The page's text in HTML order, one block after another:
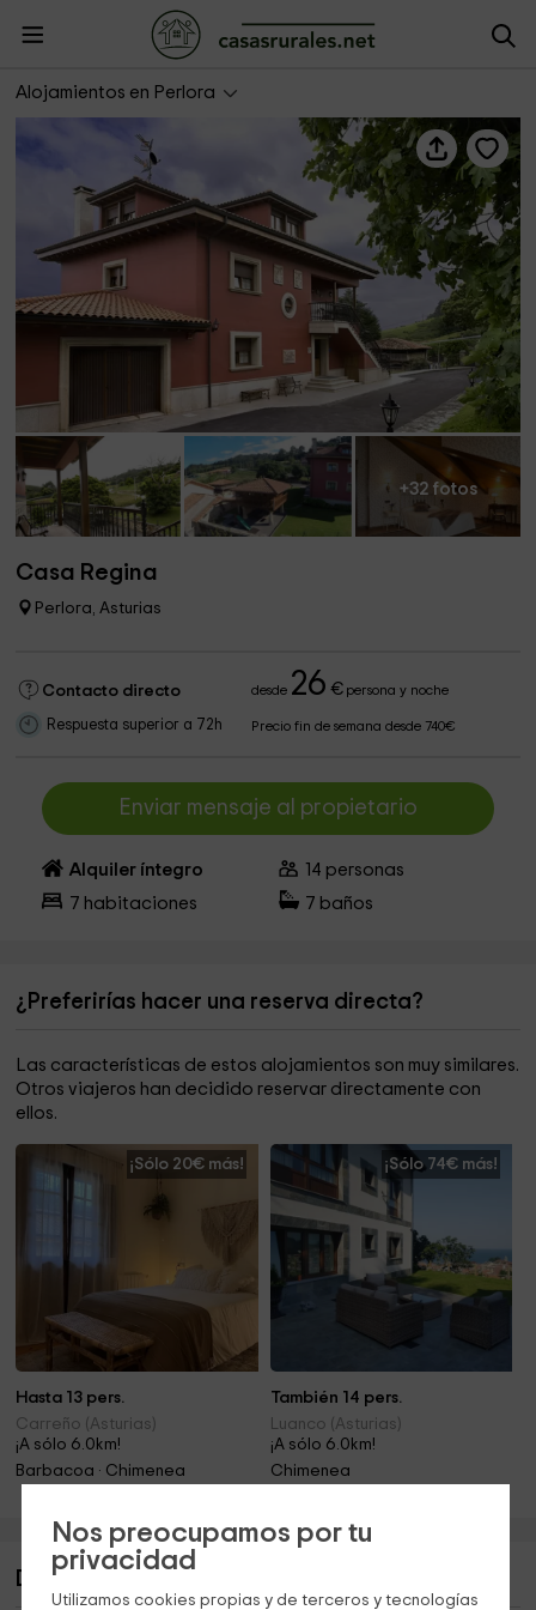
Nos preocupamos por tu
privacidad
Utilizamos cookies propias y de terceros y tecnologías
Alojamientos en Perlora
+32 fotos
Casa Regina
Perlora, Asturias
Contacto directo desde 26 €persona y noche
Respuesta superior a 72h Precio fin de semana desde 740€
Enviar mensaje al propietario
Alquiler íntegro 14 personas
7 habitaciones 7 baños
¿Preferirías hacer una reserva directa?
Las características de estos alojamientos son muy similares.
Otros viajeros han decidido reservar directamente con
ellos.
¡Sólo 20€ más!
Hasta 13 pers.
Carreño (Asturias)
¡A sólo 6.0km!
Barbacoa · Chimenea
¡Sólo 74€ más!
También 14 pers.
Luanco (Asturias)
¡A sólo 6.0km!
Chimenea
Descripción de Casa Regina